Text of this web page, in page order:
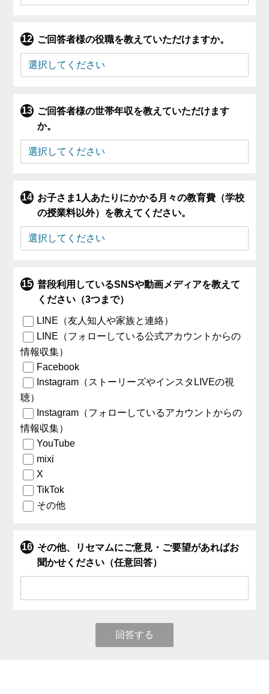
ご回答者様の役職を教えていただけますか。
ご回答者様の世帯年収を教えていただけます
か。
お子さま1人あたりにかかる月々の教育費（学校
の授業料以外）を教えてください。
普段利用しているSNSや動画メディアを教えて
ください（3つまで）
LINE（友人知人や家族と連絡）
LINE（フォローしている公式アカウントからの
情報収集）
Facebook
Instagram（ストーリーズやインスタLIVEの視
聴）
Instagram（フォローしているアカウントからの
情報収集）
YouTube
mixi
X
TikTok
その他
その他、リセマムにご意見・ご要望があればお
聞かせください（任意回答）
回答する